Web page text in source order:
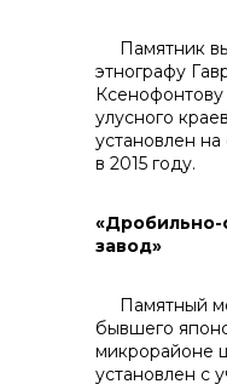
+7 (423)
Памятник
этнографу
Ксенофонтову
улусного
установлен
в 2015 году.
«Дробильно-
завод»
Памятный
бывшего
микрорайоне
установлен с